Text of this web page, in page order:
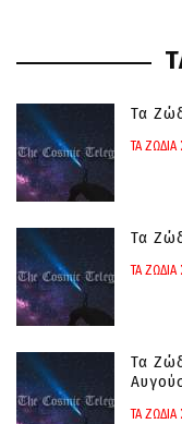
Τα
ΤΑ ΖΩΔΙΑ
Τα
ΤΑ ΖΩΔΙΑ
Τα
ΤΑ ΖΩΔΙΑ